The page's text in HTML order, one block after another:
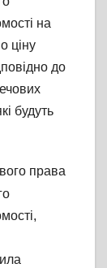
на
ціну
до
будуть
права